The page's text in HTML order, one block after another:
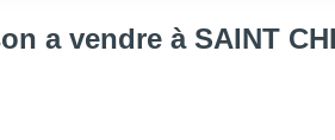
a vendre à SAINT